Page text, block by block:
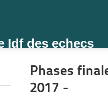
Idf des echecs
Phases
2017 -